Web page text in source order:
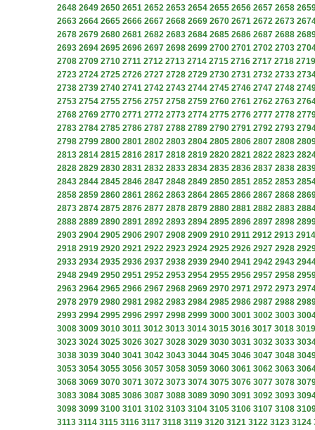
2648 2649 2650 2651 2652 2653 2654 2655 2656 2657 2658
2663 2664 2665 2666 2667 2668 2669 2670 2671 2672 2673
2678 2679 2680 2681 2682 2683 2684 2685 2686 2687 2688
2693 2694 2695 2696 2697 2698 2699 2700 2701 2702 2703
2708 2709 2710 2711 2712 2713 2714 2715 2716 2717 2718 2719
2723 2724 2725 2726 2727 2728 2729 2730 2731 2732 2733
2738 2739 2740 2741 2742 2743 2744 2745 2746 2747 2748
2753 2754 2755 2756 2757 2758 2759 2760 2761 2762 2763
2768 2769 2770 2771 2772 2773 2774 2775 2776 2777 2778
2783 2784 2785 2786 2787 2788 2789 2790 2791 2792 2793
2798 2799 2800 2801 2802 2803 2804 2805 2806 2807 2808
2813 2814 2815 2816 2817 2818 2819 2820 2821 2822 2823
2828 2829 2830 2831 2832 2833 2834 2835 2836 2837 2838
2843 2844 2845 2846 2847 2848 2849 2850 2851 2852 2853
2858 2859 2860 2861 2862 2863 2864 2865 2866 2867 2868
2873 2874 2875 2876 2877 2878 2879 2880 2881 2882 2883
2888 2889 2890 2891 2892 2893 2894 2895 2896 2897 2898
2903 2904 2905 2906 2907 2908 2909 2910 2911 2912 2913 2914
2918 2919 2920 2921 2922 2923 2924 2925 2926 2927 2928
2933 2934 2935 2936 2937 2938 2939 2940 2941 2942 2943
2948 2949 2950 2951 2952 2953 2954 2955 2956 2957 2958
2963 2964 2965 2966 2967 2968 2969 2970 2971 2972 2973
2978 2979 2980 2981 2982 2983 2984 2985 2986 2987 2988
2993 2994 2995 2996 2997 2998 2999 3000 3001 3002 3003
3008 3009 3010 3011 3012 3013 3014 3015 3016 3017 3018 3019
3023 3024 3025 3026 3027 3028 3029 3030 3031 3032 3033
3038 3039 3040 3041 3042 3043 3044 3045 3046 3047 3048
3053 3054 3055 3056 3057 3058 3059 3060 3061 3062 3063
3068 3069 3070 3071 3072 3073 3074 3075 3076 3077 3078
3083 3084 3085 3086 3087 3088 3089 3090 3091 3092 3093
3098 3099 3100 3101 3102 3103 3104 3105 3106 3107 3108
3113 3114 3115 3116 3117 3118 3119 3120 3121 3122 3123 3124